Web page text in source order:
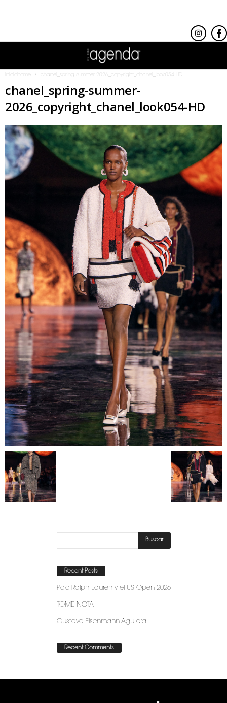
home chanel_spring-summer-2026_copyright_chanel_look054-HD
chanel_spring-summer-
2026_copyright_chanel_look054-HD
Recent Posts
Polo Ralph Lauren y el US Open 2026
TOME NOTA
Gustavo Eisenmann Aguilera
Recent Comments